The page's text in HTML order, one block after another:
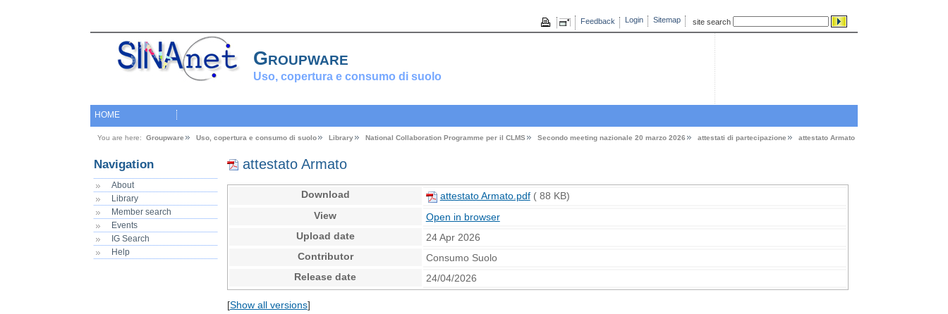
site search
Login Sitemap
Feedback
Groupware
Uso, copertura e consumo di suolo
HOME
You are here: Groupware Uso, copertura e consumo di suolo Library National Collaboration Programme per il CLMS Secondo meeting nazionale 20 marzo 2026 attestati di partecipazione attestato Armato
Navigation
About
Library
Member search
Events
IG Search
Help
attestato Armato
Download attestato Armato.pdf( 88 KB)
View
Open in browser
Upload date
24 Apr 2026
Contributor
Consumo Suolo
Release date
24/04/2026
[Show all versions]